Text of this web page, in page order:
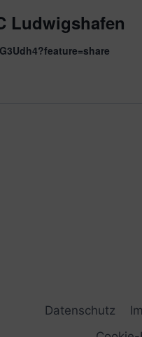
Ludwigshafen
Datenschutz